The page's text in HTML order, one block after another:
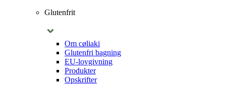
Glutenfrit
Om cøliaki
Glutenfri bagning
EU-lovgivning
Produkter
Opskrifter